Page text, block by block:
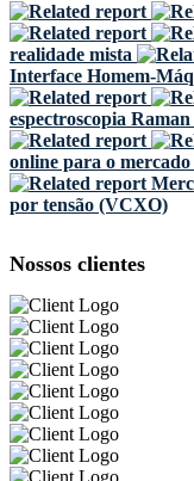
realidade mista
Interface Homem-
espectroscopia
online para o
por tensão (VCXO)
Nossos clientes